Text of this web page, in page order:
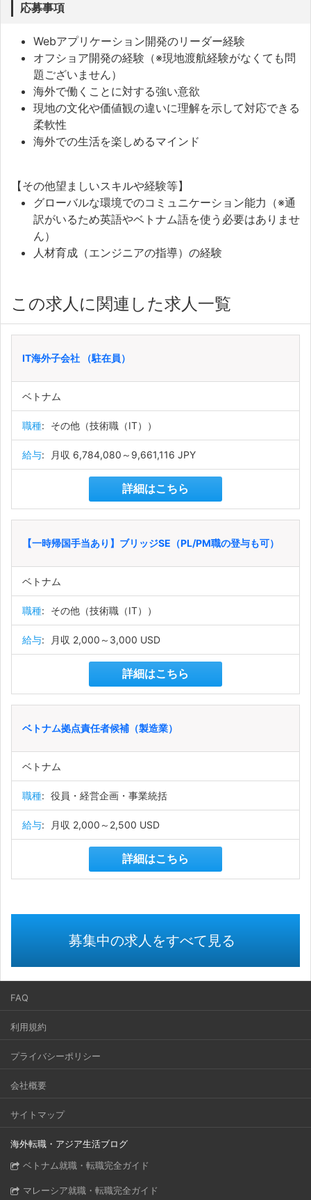
応募事項
Webアプリケーション開発のリーダー経験
オフショア開発の経験（※現地渡航経験がなくても問
題ございません）
海外で働くことに対する強い意欲
現地の文化や価値観の違いに理解を示して対応できる
柔軟性
海外での生活を楽しめるマインド
【その他望ましいスキルや経験等】
グローバルな環境でのコミュニケーション能力（※通
訳がいるため英語やベトナム語を使う必要はありませ
ん）
人材育成（エンジニアの指導）の経験
この求人に関連した求人一覧
IT海外子会社 （駐在員）
ベトナム
職種: その他（技術職（IT））
給与: 月収 6,784,080～9,661,116 JPY
詳細はこちら
【一時帰国手当あり】ブリッジSE（PL/PM職の登与も可）
ベトナム
職種: その他（技術職（IT））
給与: 月収 2,000～3,000 USD
詳細はこちら
ベトナム拠点責任者候補（製造業）
ベトナム
職種: 役員・経営企画・事業統括
給与: 月収 2,000～2,500 USD
詳細はこちら
募集中の求人をすべて見る
FAQ
利用規約
プライバシーポリシー
会社概要
サイトマップ
海外転職・アジア生活ブログ
ベトナム就職・転職完全ガイド
マレーシア就職・転職完全ガイド